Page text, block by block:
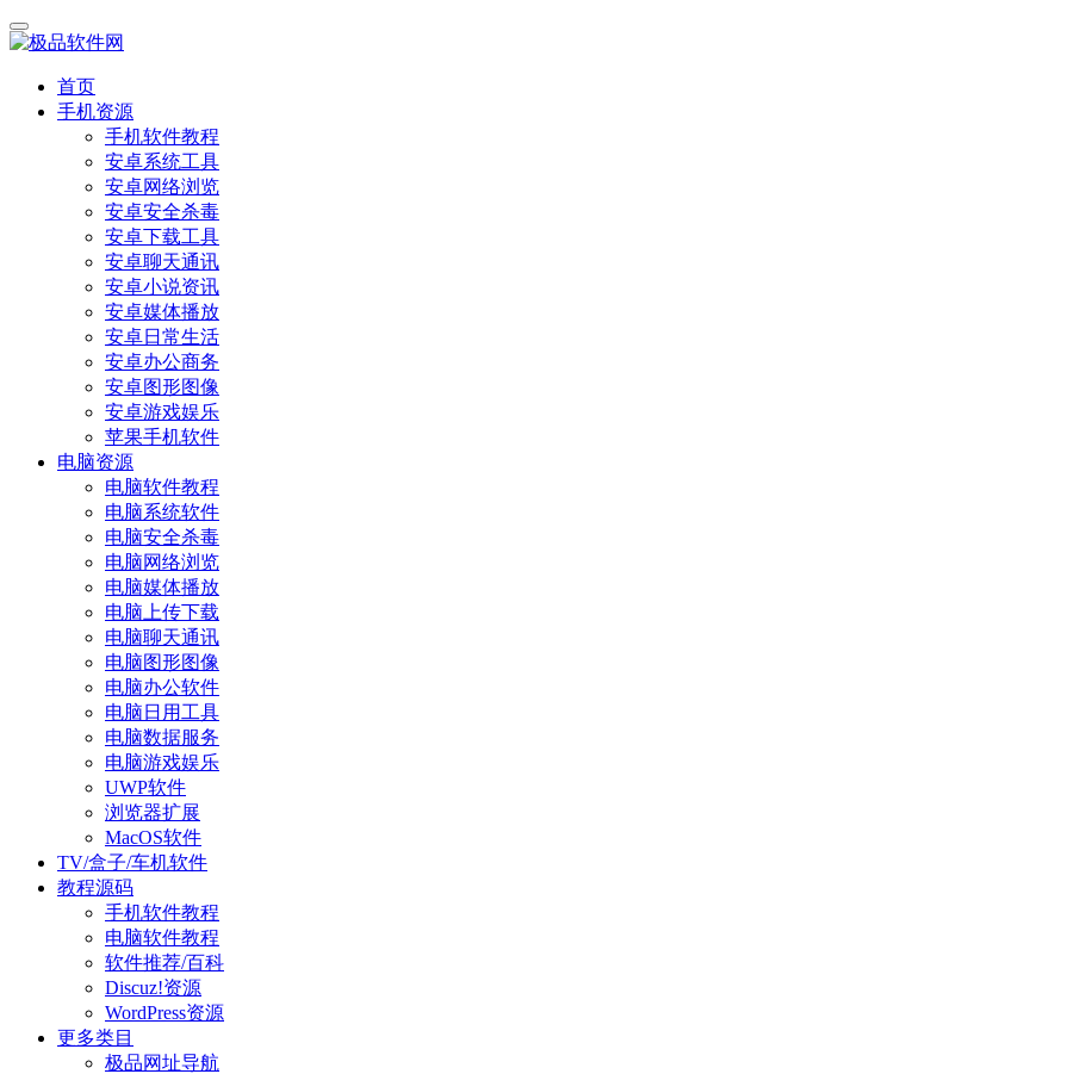
首页
手机资源
手机软件教程
安卓系统工具
安卓网络浏览
安卓安全杀毒
安卓下载工具
安卓聊天通讯
安卓小说资讯
安卓媒体播放
安卓日常生活
安卓办公商务
安卓图形图像
安卓游戏娱乐
苹果手机软件
电脑资源
电脑软件教程
电脑系统软件
电脑安全杀毒
电脑网络浏览
电脑媒体播放
电脑上传下载
电脑聊天通讯
电脑图形图像
电脑办公软件
电脑日用工具
电脑数据服务
电脑游戏娱乐
UWP软件
浏览器扩展
MacOS软件
TV/盒子/车机软件
教程源码
手机软件教程
电脑软件教程
软件推荐/百科
Discuz!资源
WordPress资源
更多类目
极品网址导航